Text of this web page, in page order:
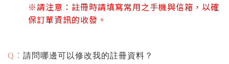
※請注意：註冊時請填寫常用之手機與信箱，以確
保訂單資訊的收發。
Q ： 請問哪邊可以修改我的註冊資料？